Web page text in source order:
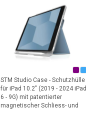
MacBook/Notebook bis 13" -
Granite Black
STM Studio Case - Schutzhülle
für iPad 10.2" (2019 - 2024 iPad
6 - 9G) mit patentierter
magnetischer Schliess- und